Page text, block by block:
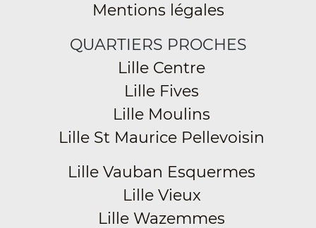
Mentions légales
QUARTIERS PROCHES
Lille Centre
Lille Fives
Lille Moulins
Lille St Maurice Pellevoisin
Lille Vauban Esquermes
Lille Vieux
Lille Wazemmes